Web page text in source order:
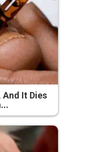
And It Dies